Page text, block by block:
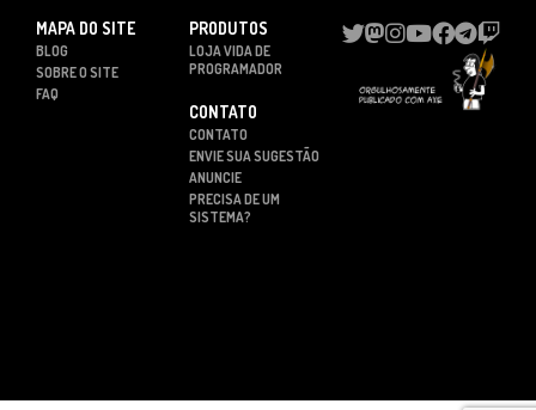
MAPA DO SITE
BLOG
SOBRE O SITE
FAQ
PRODUTOS
LOJA VIDA DE
PROGRAMADOR
CONTATO
CONTATO
ENVIE SUA SUGESTÃO
ANUNCIE
PRECISA DE UM
SISTEMA?